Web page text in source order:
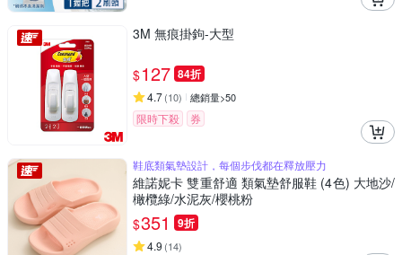
3M 無痕掛鉤-大型
$127 84折
4.7(10) 總銷量>50
限時下殺 券
鞋底類氣墊設計，每個步伐都在釋放壓力
維諾妮卡 雙重舒適 類氣墊舒服鞋 (4色) 大地沙/
橄欖綠/水泥灰/櫻桃粉
$351 9折
4.9 (14)